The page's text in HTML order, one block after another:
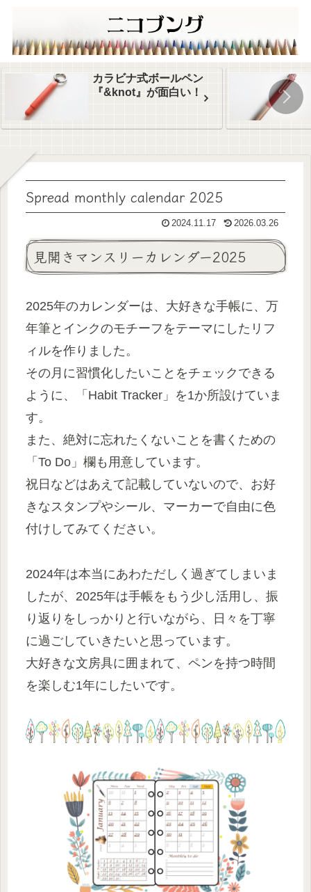
カラビナ式ボールペン
『&knot』が面白い！
Spread monthly calendar 2025
2024.11.17 2026.03.26
見開きマンスリーカレンダー2025
2025年のカレンダーは、大好きな手帳に、万
年筆とインクのモチーフをテーマにしたリフ
ィルを作りました。
その月に習慣化したいことをチェックできる
ように、「Habit Tracker」を1か所設けていま
す。
また、絶対に忘れたくないことを書くための
「To Do」欄も用意しています。
祝日などはあえて記載していないので、お好
きなスタンプやシール、マーカーで自由に色
付けしてみてください。
2024年は本当にあわただしく過ぎてしまいま
したが、2025年は手帳をもう少し活用し、振
り返りをしっかりと行いながら、日々を丁寧
に過ごしていきたいと思っています。
大好きな文房具に囲まれて、ペンを持つ時間
を楽しむ1年にしたいです。